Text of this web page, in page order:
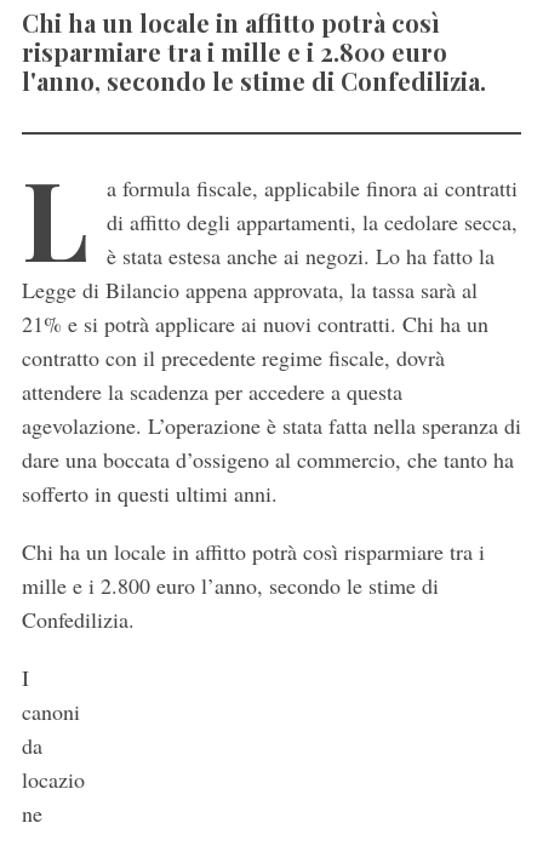
Chi ha un locale in affitto potrà così
risparmiare tra i mille e i 2.800 euro
l'anno, secondo le stime di Confedilizia.
L
a formula fiscale, applicabile finora ai contratti
di affitto degli appartamenti, la cedolare secca,
è stata estesa anche ai negozi. Lo ha fatto la
Legge di Bilancio appena approvata, la tassa sarà al
21% e si potrà applicare ai nuovi contratti. Chi ha un
contratto con il precedente regime fiscale, dovrà
attendere la scadenza per accedere a questa
agevolazione. L’operazione è stata fatta nella speranza di
dare una boccata d’ossigeno al commercio, che tanto ha
sofferto in questi ultimi anni.
Chi ha un locale in affitto potrà così risparmiare tra i
mille e i 2.800 euro l’anno, secondo le stime di
Confedilizia.
I
canoni
da
locazio
ne